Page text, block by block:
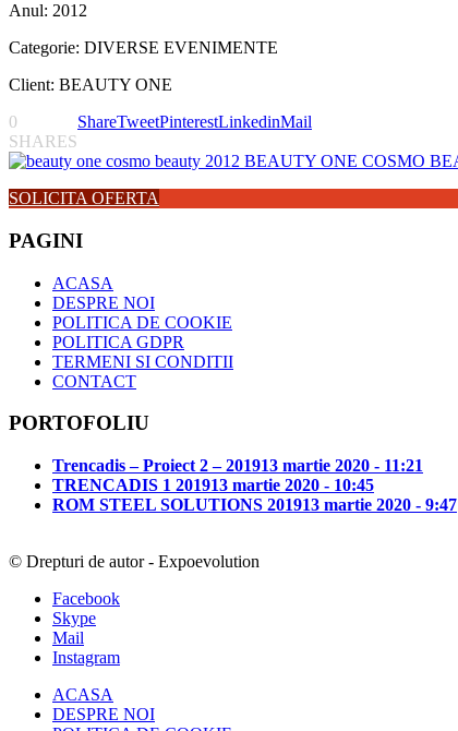
Anul: 2012
Categorie: DIVERSE EVENIMENTE
Client: BEAUTY ONE
0
SHARES
ShareTweetPinterestLinkedinMail
SOLICITA OFERTA
PAGINI
ACASA
DESPRE NOI
POLITICA DE COOKIE
POLITICA GDPR
TERMENI SI CONDITII
CONTACT
PORTOFOLIU
Trencadis – Proiect 2 – 201913 martie 2020 - 11:21
TRENCADIS 1 201913 martie 2020 - 10:45
ROM STEEL SOLUTIONS 201913 martie 2020 - 9:47
© Drepturi de autor - Expoevolution
Facebook
Skype
Mail
Instagram
ACASA
DESPRE NOI